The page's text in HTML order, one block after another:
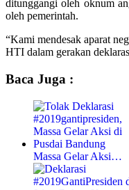
ditunggangi oleh oknum
oleh pemerintah.
“Kami mendesak aparat
HTI dalam gerakan
Baca Juga :
Massa Gelar Aksi…